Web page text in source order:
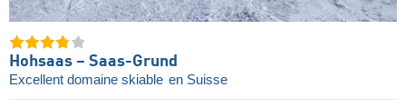
Hohsaas – Saas-Grund
Excellent domaine skiable en Suisse